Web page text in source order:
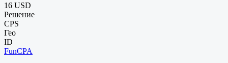
16 USD
Решение
CPS
Гео
ID
FunCPA